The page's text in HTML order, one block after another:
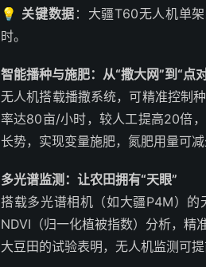
💡 关键数据 ：大疆T60无人机单
时。
智能播种与施肥：从“撒大网”到“点
无人机搭载播撒系统，可精准控制
率达80亩/小时，较人工提高20倍
长势，实现变量施肥，氮肥用量可减
多光谱监测：让农田拥有“天眼”
搭载多光谱相机（如大疆P4M）
NDVI（归一化植被指数）分析，精
大豆田的试验表明，无人机监测可